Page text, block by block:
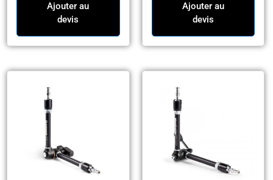
Ajouter au
devis
Ajouter au
devis